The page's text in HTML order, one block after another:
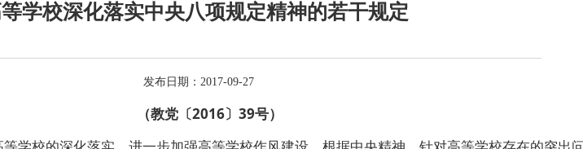
学校深化落实中央八项规定精神的若干规定
发布日期：2017-09-27
（教党〔2016〕39号）